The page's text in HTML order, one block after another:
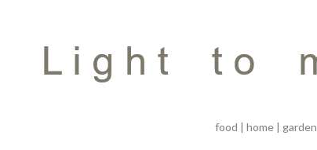
food | home | garden